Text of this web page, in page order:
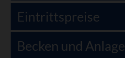
Eintrittspreise
Becken und Anlage